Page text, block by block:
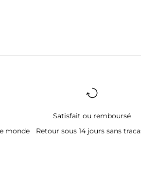
monde
Satisfait ou remboursé
Retour sous 14 jours sans